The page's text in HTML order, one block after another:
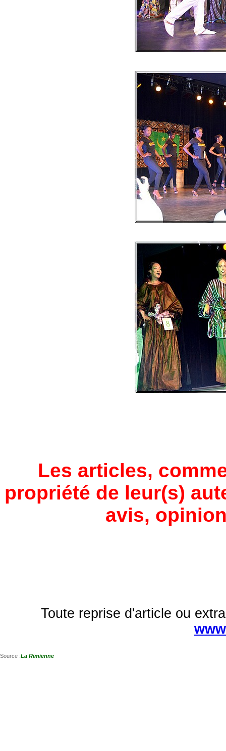
Les articles,
propriété de leur(s)
avis,
Toute reprise d'article ou
Source :La Rimienne